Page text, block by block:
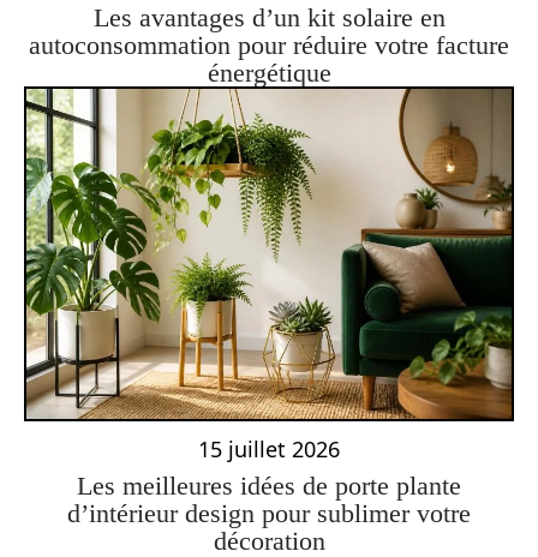
Les avantages d’un kit solaire en
autoconsommation pour réduire votre facture
énergétique
15 juillet 2026
Les meilleures idées de porte plante
d’intérieur design pour sublimer votre
décoration